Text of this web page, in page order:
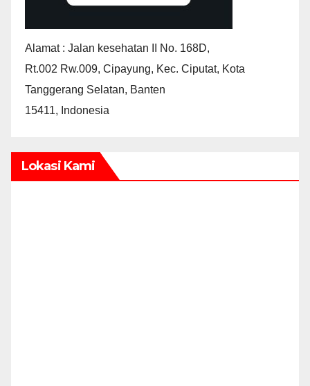
Alamat : Jalan kesehatan II No. 168D,
Rt.002 Rw.009, Cipayung, Kec. Ciputat, Kota
Tanggerang Selatan, Banten
15411, Indonesia
Lokasi Kami